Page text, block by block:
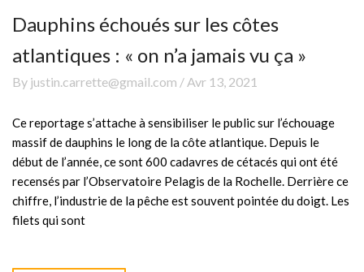
Dauphins échoués sur les côtes
atlantiques : « on n’a jamais vu ça »
By justin.carrette@gmail.com / Avr 13, 2021
Ce reportage s’attache à sensibiliser le public sur l’échouage
massif de dauphins le long de la côte atlantique. Depuis le
début de l’année, ce sont 600 cadavres de cétacés qui ont été
recensés par l’Observatoire Pelagis de la Rochelle. Derrière ce
chiffre, l’industrie de la pêche est souvent pointée du doigt. Les
filets qui sont